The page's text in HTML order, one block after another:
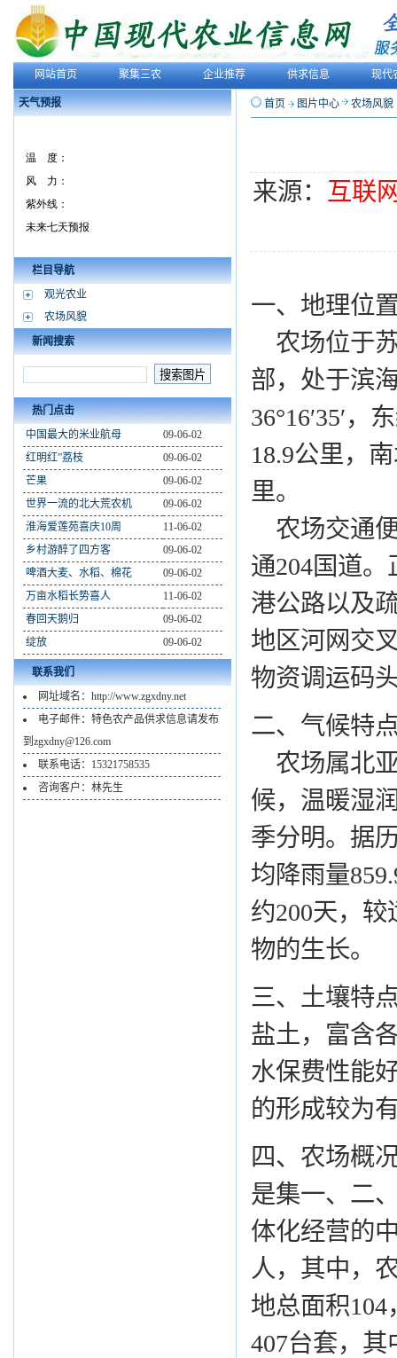
网站首页 聚集三农 企业推荐 供求信息 现代
天气预报
栏目导航
观光农业
农场风貌
新闻搜索
热门点击
中国最大的米业航母
09-06-02
红明红”荔枝
09-06-02
芒果
09-06-02
世界一流的北大荒农机
09-06-02
淮海爱莲苑喜庆10周
11-06-02
乡村游醉了四方客
09-06-02
啤酒大麦、水稻、棉花
09-06-02
万亩水稻长势喜人
11-06-02
春回天鹅归
09-06-02
绽放
09-06-02
联系我们
网址域名：http://www.zgxdny.net
电子邮件：特色农产品供求信息请发布
到zgxdny@126.com
联系电话：15321758535
咨询客户：林先生
首页 图片中心 农场风貌
来源： 互联
一、地理位
农场位于
部，处于滨
36°16′35′，
18.9公里，
里。
农场交通
通204国道
港公路以及
地区河网交
物资调运码
二、气候特
农场属北
候，温暖湿
季分明。据
均降雨量
约200天，
物的生长。
三、土壤特
盐土，富含
水保费性能
的形成较为
四、农场概
是集一、二
体化经营的
人，其中，
地总面积
407台套，其